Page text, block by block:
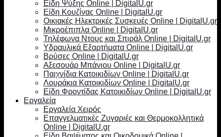
Είδη Ψύξης Online | DigitalU.gr
Είδη Κουζίνας Online | DigitalU.gr
Οικιακές Ηλεκτρικές Συσκευές Online | DigitalU.gr
Μικροέπιπλα Online | DigitalU.gr
Τηλέφωνα Ντους και Σπιράλ Online | DigitalU.gr
Υδραυλικά Εξαρτήματα Online | DigitalU.gr
Βρύσες Online | DigitalU.gr
Αξεσουάρ Μπάνιου Online | DigitalU.gr
Παιχνίδια Κατοικιδίων Online | DigitalU.gr
Λουράκια Κατοικιδίων Online | DigitalU.gr
Είδη Φροντίδας Κατοικιδίων Online | DigitalU.gr
Εργαλεία
Εργαλεία Χειρός
Επαγγελματικές Ζυγαριές και Θερμοκολλητικά
Online | DigitalU.gr